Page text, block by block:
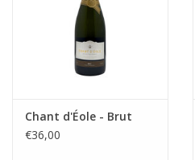
Chant d'Éole - Brut
€36,00